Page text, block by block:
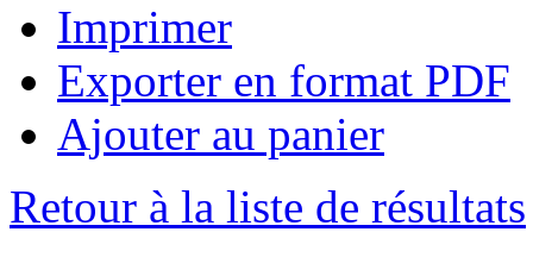
Imprimer
Exporter en format PDF
Ajouter au panier
Retour à la liste de résultats